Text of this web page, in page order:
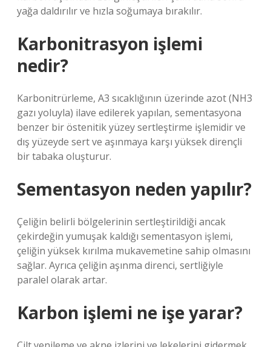
yağa daldırılır ve hızla soğumaya bırakılır.
Karbonitrasyon işlemi
nedir?
Karbonitrürleme, A3 sıcaklığının üzerinde azot (NH3
gazı yoluyla) ilave edilerek yapılan, sementasyona
benzer bir östenitik yüzey sertleştirme işlemidir ve
dış yüzeyde sert ve aşınmaya karşı yüksek dirençli
bir tabaka oluşturur.
Sementasyon neden yapılır?
Çeliğin belirli bölgelerinin sertleştirildiği ancak
çekirdeğin yumuşak kaldığı sementasyon işlemi,
çeliğin yüksek kırılma mukavemetine sahip olmasını
sağlar. Ayrıca çeliğin aşınma direnci, sertliğiyle
paralel olarak artar.
Karbon işlemi ne işe yarar?